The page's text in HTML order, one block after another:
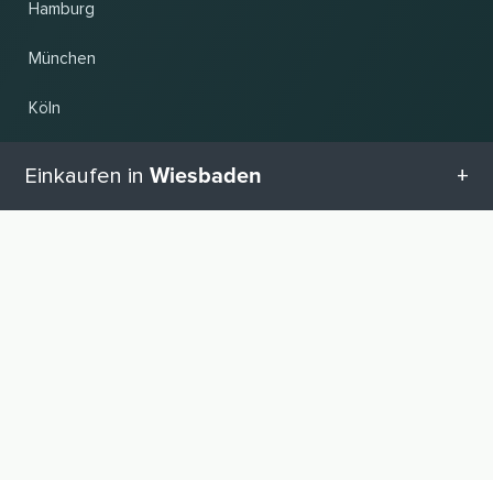
Hamburg
München
Köln
Hannover
Einkaufen in Wiesbaden